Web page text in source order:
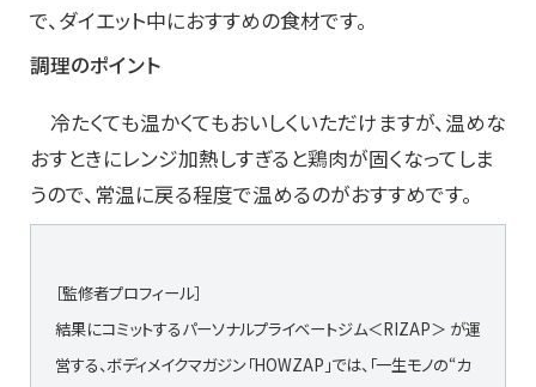
で、ダイエット中におすすめの食材です。
調理のポイント
冷たくても温かくてもおいしくいただけますが、温めな
おすときにレンジ加熱しすぎると鶏肉が固くなってしま
うので、常温に戻る程度で温めるのがおすすめです。
［監修者プロフィール］
結果にコミットするパーソナルプライベートジム＜RIZAP＞ が運
営する、ボディメイクマガジン「HOWZAP」では、「一生モノの“カ